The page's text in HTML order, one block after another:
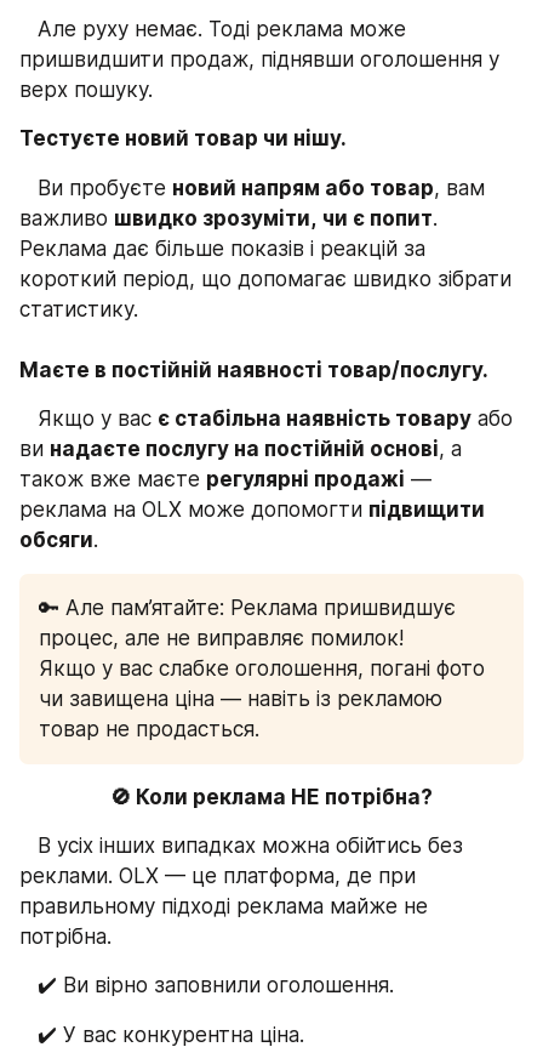
пришвидшити продаж, піднявши оголошення у
верх пошуку.
Тестуєте новий товар чи нішу.
   Ви пробуєте
новий напрям або товар, вам
важливо швидко зрозуміти, чи є попит.
Реклама дає більше показів і реакцій за
короткий період, що допомагає швидко зібрати
статистику.
Маєте в постійній наявності товар/послугу.
   Якщо у вас
є стабільна наявність товару або
ви надаєте послугу на постійній основі, а
також вже маєте регулярні продажі —
реклама на OLX може допомогти підвищити
обсяги.
🔑 Але пам’ятайте: Реклама пришвидшує
процес, але не виправляє помилок!
Якщо у вас слабке оголошення, погані фото
чи завищена ціна — навіть із рекламою
товар не продасться.
🚫 Коли реклама НЕ потрібна?
реклами. OLX — це платформа, де при
правильному підході реклама майже не
потрібна.
   ✔️ Ви вірно заповнили оголошення.
   ✔️ У вас конкурентна ціна.